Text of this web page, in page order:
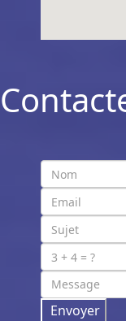
Envoyer